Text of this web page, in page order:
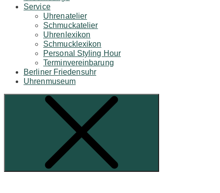
Service
Uhrenatelier
Schmuckatelier
Uhrenlexikon
Schmucklexikon
Personal Styling Hour
Terminvereinbarung
Berliner Friedensuhr
Uhrenmuseum